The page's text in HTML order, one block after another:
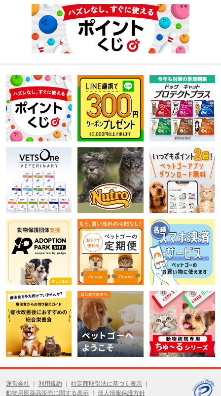
運営会社 利用規約
特定商取引法に基づく表示
動物用医薬品販売に関する表示
個人情報保護方針